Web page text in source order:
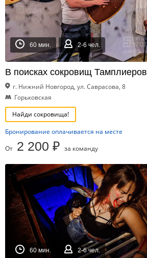
60 мин. 2-6 чел.
В поисках сокровищ Тамплиеров
г. Нижний Новгород, ул. Саврасова, 8
Горьковская
Найди сокровища!
Бронирование оплачивается на месте
От 2 200 ₽ за команду
60 мин. 2-6 чел.